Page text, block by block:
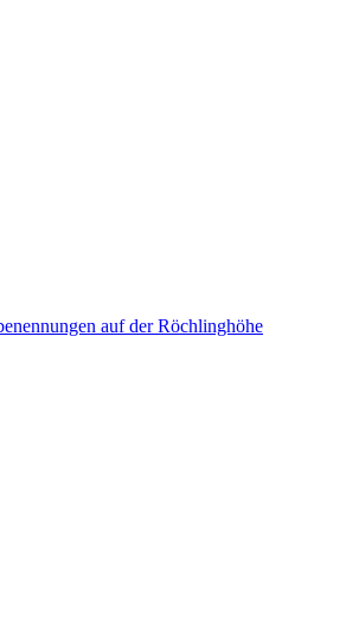
auf der Röchlinghöhe